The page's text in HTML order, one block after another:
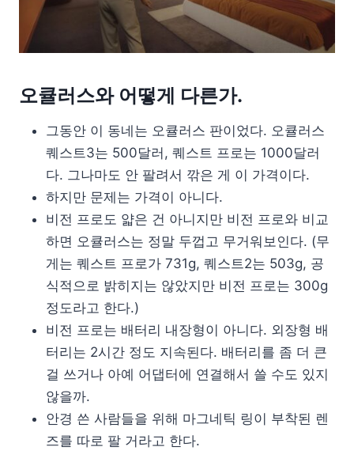
오큘러스와 어떻게 다른가.
그동안 이 동네는 오큘러스 판이었다. 오큘러스
퀘스트3는 500달러, 퀘스트 프로는 1000달러
다. 그나마도 안 팔려서 깎은 게 이 가격이다.
하지만 문제는 가격이 아니다.
비전 프로도 얇은 건 아니지만 비전 프로와 비교
하면 오큘러스는 정말 두껍고 무거워보인다. (무
게는 퀘스트 프로가 731g, 퀘스트2는 503g, 공
식적으로 밝히지는 않았지만 비전 프로는 300g
정도라고 한다.)
비전 프로는 배터리 내장형이 아니다. 외장형 배
터리는 2시간 정도 지속된다. 배터리를 좀 더 큰
걸 쓰거나 아예 어댑터에 연결해서 쓸 수도 있지
않을까.
안경 쓴 사람들을 위해 마그네틱 링이 부착된 렌
즈를 따로 팔 거라고 한다.